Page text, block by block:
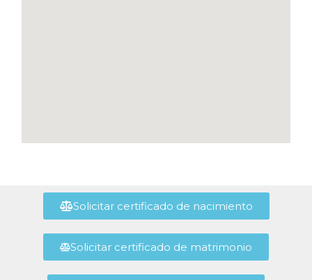
Solicitar certificado de nacimiento
Solicitar certificado de matrimonio